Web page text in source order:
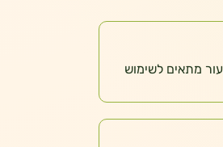
מתאים לשימוש